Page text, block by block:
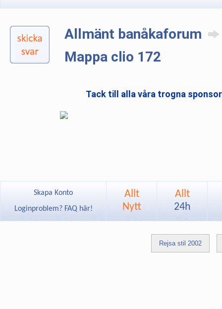
Allmänt banåkaforum
Mappa clio 172
Tack till alla våra trogna
Skapa Konto
Loginproblem? FAQ här!
Allt
Nytt
Allt
24h
Rejsa stil 2002